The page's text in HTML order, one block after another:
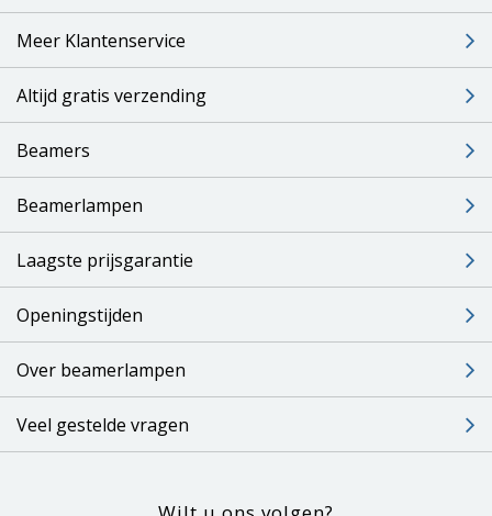
Meer Klantenservice
Altijd gratis verzending
Beamers
Beamerlampen
Laagste prijsgarantie
Openingstijden
Over beamerlampen
Veel gestelde vragen